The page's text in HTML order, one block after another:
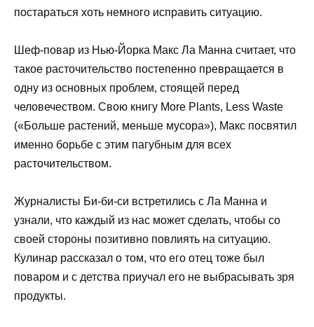
постараться хоть немного исправить ситуацию.
Шеф-повар из Нью-Йорка Макс Ла Манна считает, что
такое расточительство постепенно превращается в
одну из основных проблем, стоящей перед
человечеством. Свою книгу More Plants, Less Waste
(«Больше растений, меньше мусора»), Макс посвятил
именно борьбе с этим пагубным для всех
расточительством.
Журналисты Би-би-си встретились с Ла Манна и
узнали, что каждый из нас может сделать, чтобы со
своей стороны позитивно повлиять на ситуацию.
Кулинар рассказал о том, что его отец тоже был
поваром и с детства приучал его не выбрасывать зря
продукты.